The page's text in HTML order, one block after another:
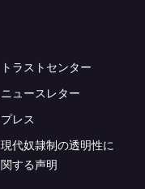
トラストセンター
ニュースレター
プレス
現代奴隷制の透明性に
関する声明